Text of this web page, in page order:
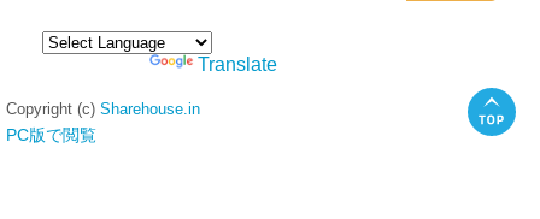
Translate
Copyright (c) Sharehouse.in
PC版で閲覧